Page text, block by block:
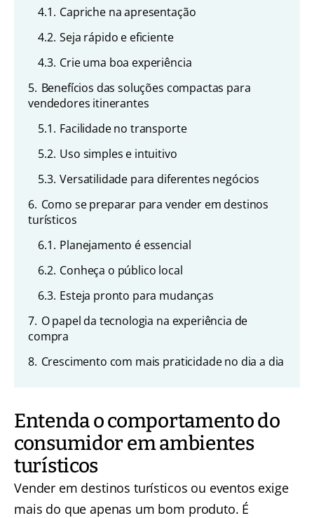
4.1. Capriche na apresentação
4.2. Seja rápido e eficiente
4.3. Crie uma boa experiência
5. Benefícios das soluções compactas para
vendedores itinerantes
5.1. Facilidade no transporte
5.2. Uso simples e intuitivo
5.3. Versatilidade para diferentes negócios
6. Como se preparar para vender em destinos
turísticos
6.1. Planejamento é essencial
6.2. Conheça o público local
6.3. Esteja pronto para mudanças
7. O papel da tecnologia na experiência de
compra
8. Crescimento com mais praticidade no dia a dia
Entenda o comportamento do
consumidor em ambientes
turísticos
Vender em destinos turísticos ou eventos exige
mais do que apenas um bom produto. É